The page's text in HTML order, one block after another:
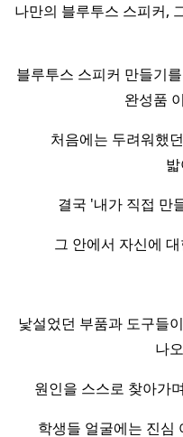
나만의 블루투스 스피커,
블루투스 스피커 만들기
완성품
처음에는 두려워했
결국 '내가 직접 만
그 안에서 자신에
낯설었던 부품과 도구들
나
원인을 스스로 찾아가
학생들 얼굴에는 진심